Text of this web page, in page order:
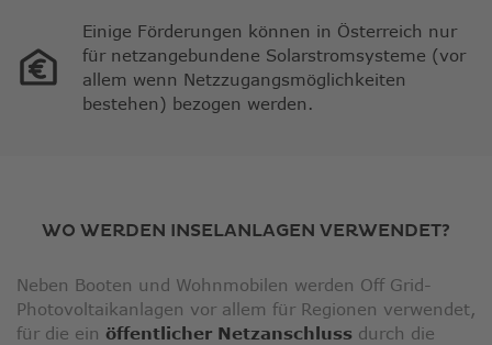
Einige Förderungen können in Österreich nur
für netzangebundene Solarstromsysteme (vor
allem wenn Netzzugangsmöglichkeiten
bestehen) bezogen werden.
WO WERDEN INSELANLAGEN VERWENDET?
Neben Booten und Wohnmobilen werden Off Grid-
Photovoltaikanlagen vor allem für Regionen verwendet,
für die ein öffentlicher Netzanschluss durch die